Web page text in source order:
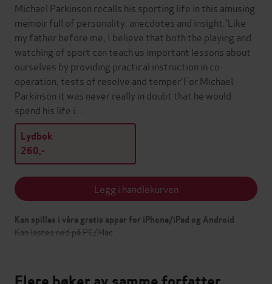
Michael Parkinson recalls his sporting life in this amusing
memoir full of personality, anecdotes and insight.'Like
my father before me, I believe that both the playing and
watching of sport can teach us important lessons about
ourselves by providing practical instruction in co-
operation, tests of resolve and temper'For Michael
Parkinson it was never really in doubt that he would
spend his life i…
Lydbok
260,-
Legg i handlekurven
Kan spilles i våre gratis apper for iPhone/iPad og Android
Kan lastes ned på PC/Mac